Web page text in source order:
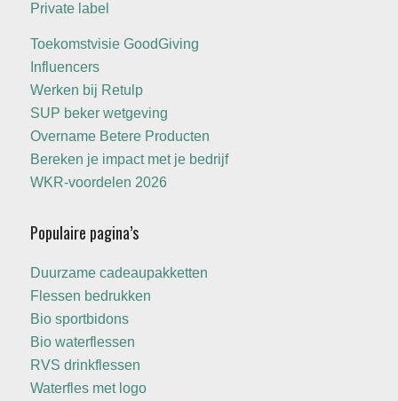
Private label
Toekomstvisie GoodGiving
Influencers
Werken bij Retulp
SUP beker wetgeving
Overname Betere Producten
Bereken je impact met je bedrijf
WKR-voordelen 2026
Populaire pagina’s
Duurzame cadeaupakketten
Flessen bedrukken
Bio sportbidons
Bio waterflessen
RVS drinkflessen
Waterfles met logo